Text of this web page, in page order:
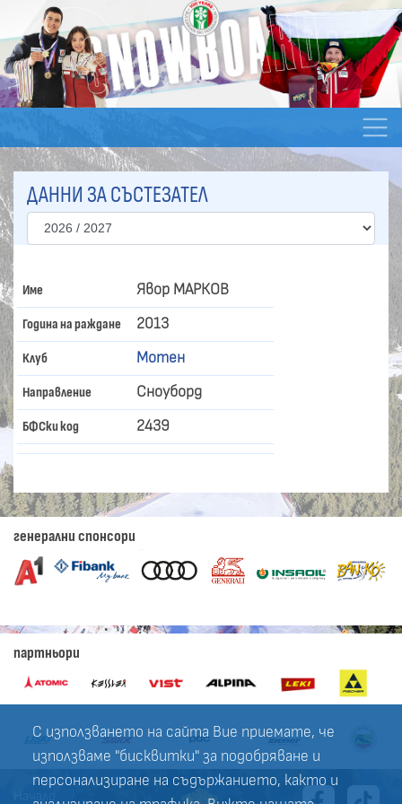
С използването на сайта Вие приемате, че
използваме "бисквитки" за подобряване и
персонализиране на съдържанието, както и
ДАННИ ЗА СЪСТЕЗАТЕЛ
Име Явор МАРКОВ
Година на раждане 2013
Клуб Мотен
Направление Сноуборд
БФСки код 2439
генерални спонсори
партньори